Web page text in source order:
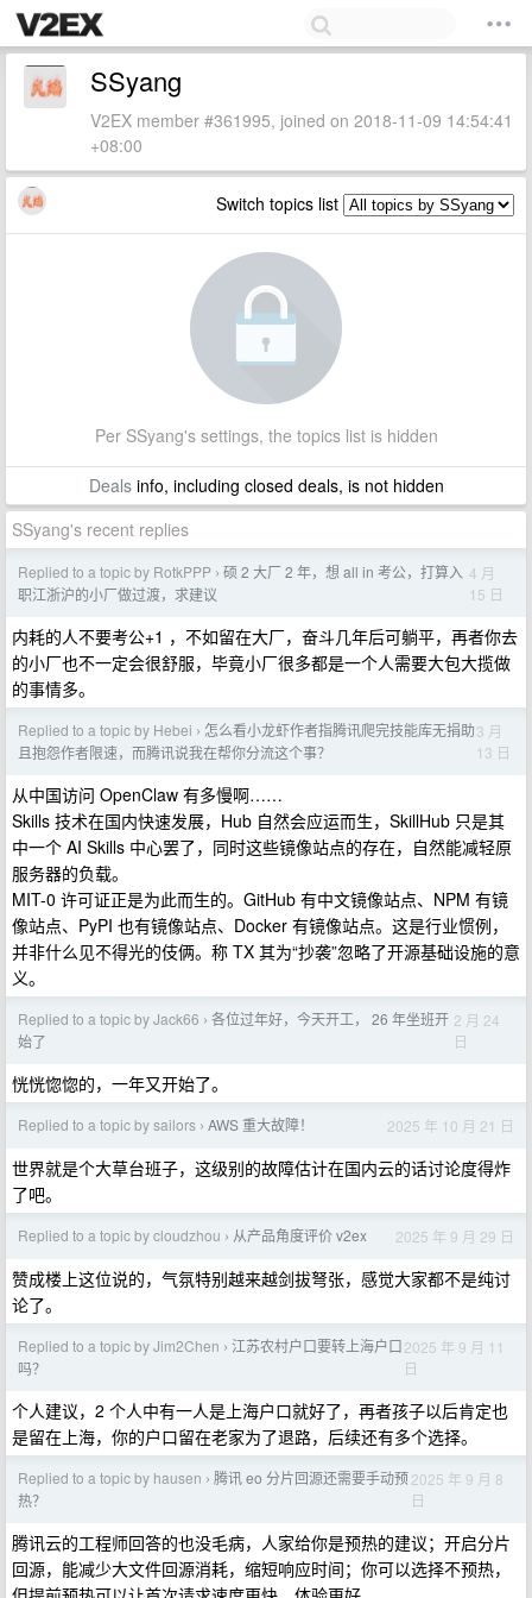
SSyang
V2EX member #361995, joined on 2018-11-09 14:54:41
+08:00
Switch topics list
Per SSyang's settings, the topics list is hidden
Dealsinfo, including closed deals, is not hidden
SSyang's recent replies
Replied to a topic by RotkPPP › 硕 2 大厂 2 年，想 all in 考公，打算入
职江浙沪的小厂做过渡，求建议
4 月
15 日
内耗的人不要考公+1 ，不如留在大厂，奋斗几年后可躺平，再者你去
的小厂也不一定会很舒服，毕竟小厂很多都是一个人需要大包大揽做
的事情多。
Replied to a topic by Hebei › 怎么看小龙虾作者指腾讯爬完技能库无捐助
且抱怨作者限速，而腾讯说我在帮你分流这个事？
3 月
13 日
从中国访问 OpenClaw 有多慢啊……
Skills 技术在国内快速发展，Hub 自然会应运而生，SkillHub 只是其
中一个 AI Skills 中心罢了，同时这些镜像站点的存在，自然能减轻原
服务器的负载。
MIT-0 许可证正是为此而生的。GitHub 有中文镜像站点、NPM 有镜
像站点、PyPI 也有镜像站点、Docker 有镜像站点。这是行业惯例，
并非什么见不得光的伎俩。称 TX 其为“抄袭”忽略了开源基础设施的意
义。
Replied to a topic by Jack66 › 各位过年好，今天开工， 26 年坐班开
始了
2 月 24
日
恍恍惚惚的，一年又开始了。
Replied to a topic by sailors › AWS 重大故障！ 2025 年 10 月 21 日
世界就是个大草台班子，这级别的故障估计在国内云的话讨论度得炸
了吧。
Replied to a topic by cloudzhou › 从产品角度评价 v2ex 2025 年 9 月 29 日
赞成楼上这位说的，气氛特别越来越剑拔弩张，感觉大家都不是纯讨
论了。
Replied to a topic by Jim2Chen › 江苏农村户口要转上海户口
吗？
2025 年 9 月 11
日
个人建议，2 个人中有一人是上海户口就好了，再者孩子以后肯定也
是留在上海，你的户口留在老家为了退路，后续还有多个选择。
Replied to a topic by hausen › 腾讯 eo 分片回源还需要手动预
热？
2025 年 9 月 8
日
腾讯云的工程师回答的也没毛病，人家给你是预热的建议；开启分片
回源，能减少大文件回源消耗，缩短响应时间；你可以选择不预热，